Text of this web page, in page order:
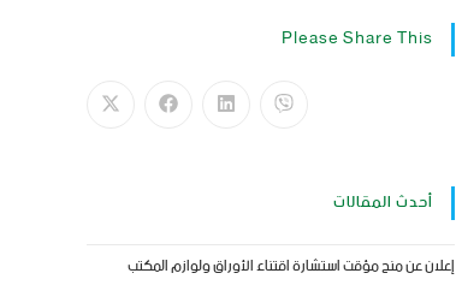
Please Share This
أحدث المقالات
إعلان عن منح مؤقت استشارة اقتناء الأوراق ولوازم المكتب